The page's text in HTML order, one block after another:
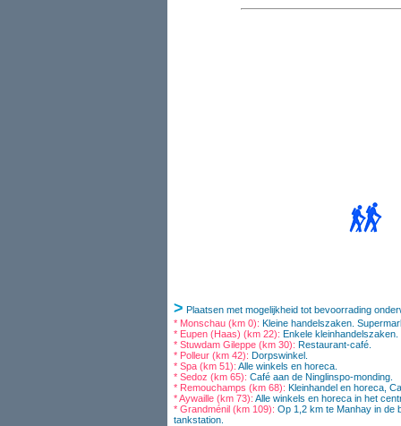
> Plaatsen met mogelijkheid tot bevoorrading
* Monschau (km 0): Kleine handelszaken.
* Eupen (Haas) (km 22): Enkele
* Stuwdam Gileppe (km 30): Restaurant-café.
* Polleur (km 42): Dorpswinkel.
* Spa (km 51): Alle winkels en horeca.
* Sedoz (km 65): Café aan de Ninglinspo-monding.
* Remouchamps (km 68): Kleinhandel en horeca,
* Aywaille (km 73): Alle winkels en horeca in het
* Grandménil (km 109): Op 1,2 km te Manhay in de
tankstation.